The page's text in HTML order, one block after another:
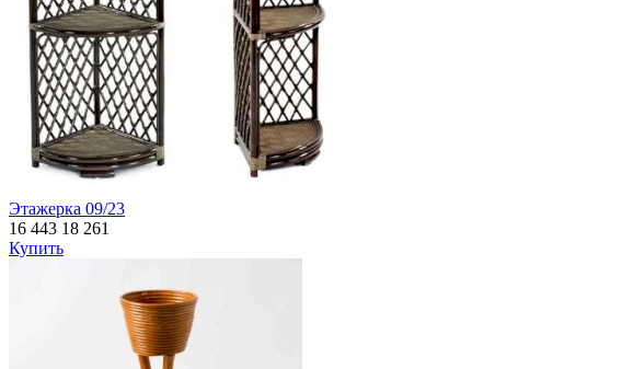
Этажерка 09/23
16 443 18 261
Купить